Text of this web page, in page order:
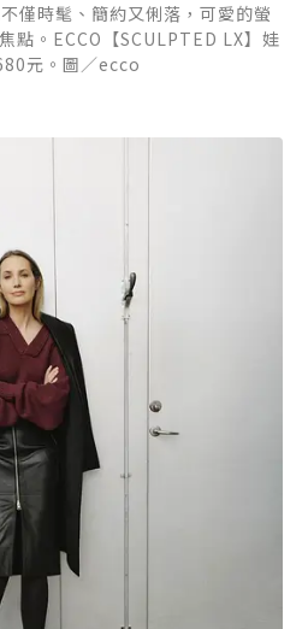
僅時髦、簡約又俐落，可愛的螢
點。ECCO【SCULPTED LX】娃
元。圖／ecco